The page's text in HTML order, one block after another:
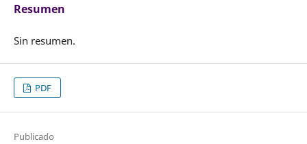
Resumen
Sin resumen.
PDF
Publicado